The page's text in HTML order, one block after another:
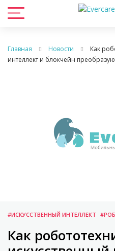
Главная Новости
Как
интеллект и блокчейн
#ИСКУССТВЕННЫЙ ИНТЕЛЛЕКТ
Как